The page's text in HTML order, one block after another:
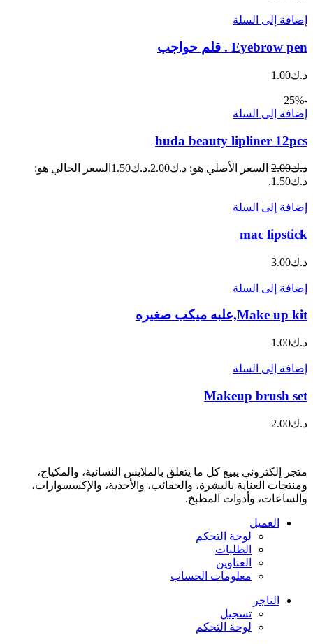
إضافة إلى السلة
Eyebrow pen . قلم حواجب
د.ك1.00
-25%
إضافة إلى السلة
huda beauty lipliner 12pcs
د.ك2.00 السعر الأصلي هو: د.ك2.00. د.ك1.50 السعر الحالي هو:
د.ك1.50.
إضافة إلى السلة
mac lipstick
د.ك3.00
إضافة إلى السلة
Make up kit,علبه ميكب صغيره
د.ك1.00
إضافة إلى السلة
Makeup brush set
د.ك2.00
متجر إلكتروني يبيع كل ما يتعلق بالملابس النسائية، والمكياج،
ومنتجات العناية بالبشرة، والحقائب، والأحذية، والإكسسوارات،
والساعات، وأدوات المطبخ.
العميل
لوحة التحكم
الطلبات
العناوين
معلومات الحساب
التاجر
تسجيل
لوحة التحكم